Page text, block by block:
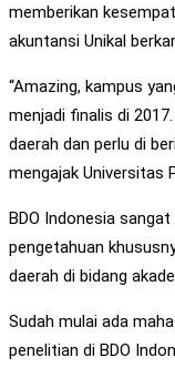
memberikan
akuntansi Unikal
“Amazing, kampus
menjadi finalis di
daerah dan perlu di
mengajak Universitas
BDO Indonesia
pengetahuan
daerah di bidang
Sudah mulai ada
penelitian di BDO